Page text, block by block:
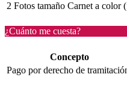
2 Fotos tamaño Carnet a color
¿Cuánto me cuesta?
Concepto
Pago por derecho de